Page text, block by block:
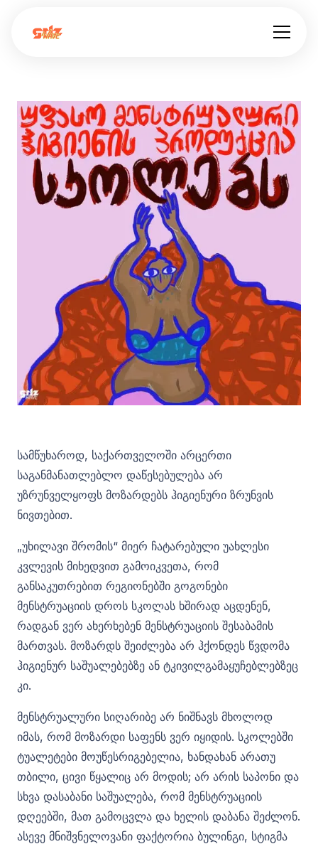
სამწუხაროდ, საქართველოში არცერთი
საგანმანათლებლო დაწესებულება არ
უზრუნველყოფს მოზარდებს ჰიგიენური ზრუნვის
ნივთებით.
„უხილავი შრომის“ მიერ ჩატარებული უახლესი
კვლევის მიხედვით გამოიკვეთა, რომ
განსაკუთრებით რეგიონებში გოგონები
მენსტრუაციის დროს სკოლას ხშირად აცდენენ,
რადგან ვერ ახერხებენ მენსტრუაციის შესაბამის
მართვას. მოზარდს შეიძლება არ ჰქონდეს წვდომა
ჰიგიენურ საშუალებებზე ან ტკივილგამაყუჩებლებზეც
კი.
მენსტრუალური სიღარიბე არ ნიშნავს მხოლოდ
იმას, რომ მოზარდი საფენს ვერ იყიდის. სკოლებში
ტუალეტები მოუწესრიგებელია, ხანდახან არათუ
თბილი, ცივი წყალიც არ მოდის; არ არის საპონი და
სხვა დასაბანი საშუალება, რომ მენსტრუაციის
დღეებში, მათ გამოცვლა და ხელის დაბანა შეძლონ.
ასევე მნიშვნელოვანი ფაქტორია ბულინგი, სტიგმა